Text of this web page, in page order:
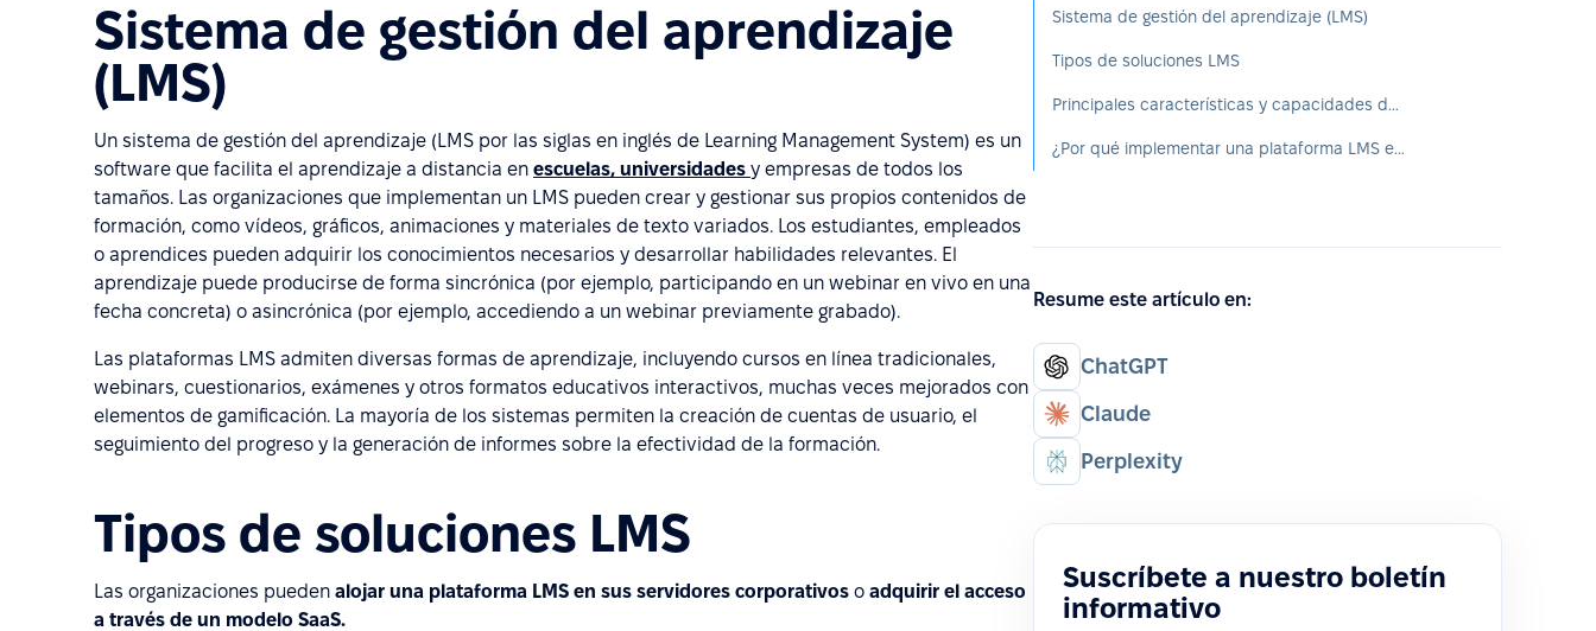
Sistema de gestión del aprendizaje
(LMS)
Un sistema de gestión del aprendizaje (LMS por las siglas en inglés de Learning Management System) es un
software que facilita el aprendizaje a distancia en escuelas, universidades y empresas de todos los
tamaños. Las organizaciones que implementan un LMS pueden crear y gestionar sus propios contenidos de
formación, como vídeos, gráficos, animaciones y materiales de texto variados. Los estudiantes, empleados
o aprendices pueden adquirir los conocimientos necesarios y desarrollar habilidades relevantes. El
aprendizaje puede producirse de forma sincrónica (por ejemplo, participando en un webinar en vivo en una
fecha concreta) o asincrónica (por ejemplo, accediendo a un webinar previamente grabado).
Las plataformas LMS admiten diversas formas de aprendizaje, incluyendo cursos en línea tradicionales,
webinars, cuestionarios, exámenes y otros formatos educativos interactivos, muchas veces mejorados con
elementos de gamificación. La mayoría de los sistemas permiten la creación de cuentas de usuario, el
seguimiento del progreso y la generación de informes sobre la efectividad de la formación.
Tipos de soluciones LMS
Las organizaciones pueden alojar una plataforma LMS en sus servidores corporativos o adquirir el acceso
a través de un modelo SaaS.
Sistema de gestión del aprendizaje (LMS)
Tipos de soluciones LMS
Principales características y capacidades de los sistemas LMS en línea
¿Por qué implementar una plataforma LMS en su empresa?
Resume este artículo en:
ChatGPT
Claude
Perplexity
Suscríbete a nuestro boletín
informativo